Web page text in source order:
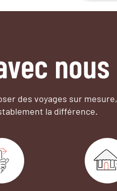
nous
des voyages sur mesure,
la différence.